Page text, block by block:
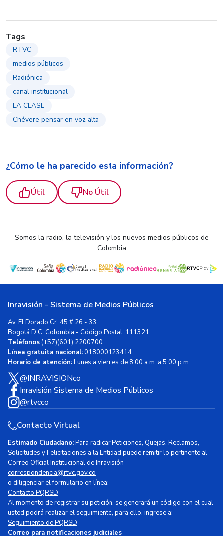
Tags
RTVC
medios públicos
Radiónica
canal institucional
LA CLASE
Chévere pensar en voz alta
¿Cómo le ha parecido esta información?
Útil No Útil
Somos la radio, la televisión y los nuevos medios públicos de
Colombia
Inravisión - Sistema de Medios Públicos
Av. El Dorado Cr. 45 # 26 - 33
Bogotá D.C, Colombia - Código Postal: 111321
Teléfonos(+57)(601) 2200700
Línea gratuita nacional:018000123414
Horario de atención:Lunes a viernes de 8:00 a.m. a 5:00 p.m.
@INRAVISIONco
Inravisión Sistema de Medios Públicos
@rtvcco
Contacto Virtual
Estimado Ciudadano:Para radicar Peticiones, Quejas, Reclamos,
Solicitudes y Felicitaciones a la Entidad puede remitir lo pertinente al
Correo Oficial Institucional de Inravisión
correspondencia@rtvc.gov.co
o diligenciar el formulario en línea:
Contacto PQRSD
Al momento de registrar su petición, se generará un código con el cual
usted podrá realizar el seguimiento, para ello, ingrese a:
Seguimiento de PQRSD
Correo para notificaciones judiciales